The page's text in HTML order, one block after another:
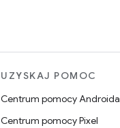
UZYSKAJ POMOC
Centrum pomocy Androida
Centrum pomocy Pixel